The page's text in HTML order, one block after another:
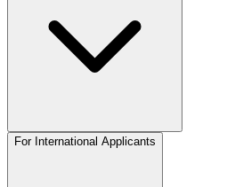
For International Applicants